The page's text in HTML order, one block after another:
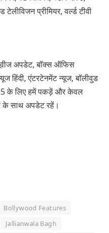
टेलीविजन प्रीमियर, वर्ल्ड टीवी
अपडेट, बॉक्स ऑफिस
हिंदी, एंटरटेनमेंट न्यूज, बॉलीवुड
के लिए हमें पकड़ें और केवल
के साथ अपडेट रहें।
Bollywood Features
Jallianwala Bagh